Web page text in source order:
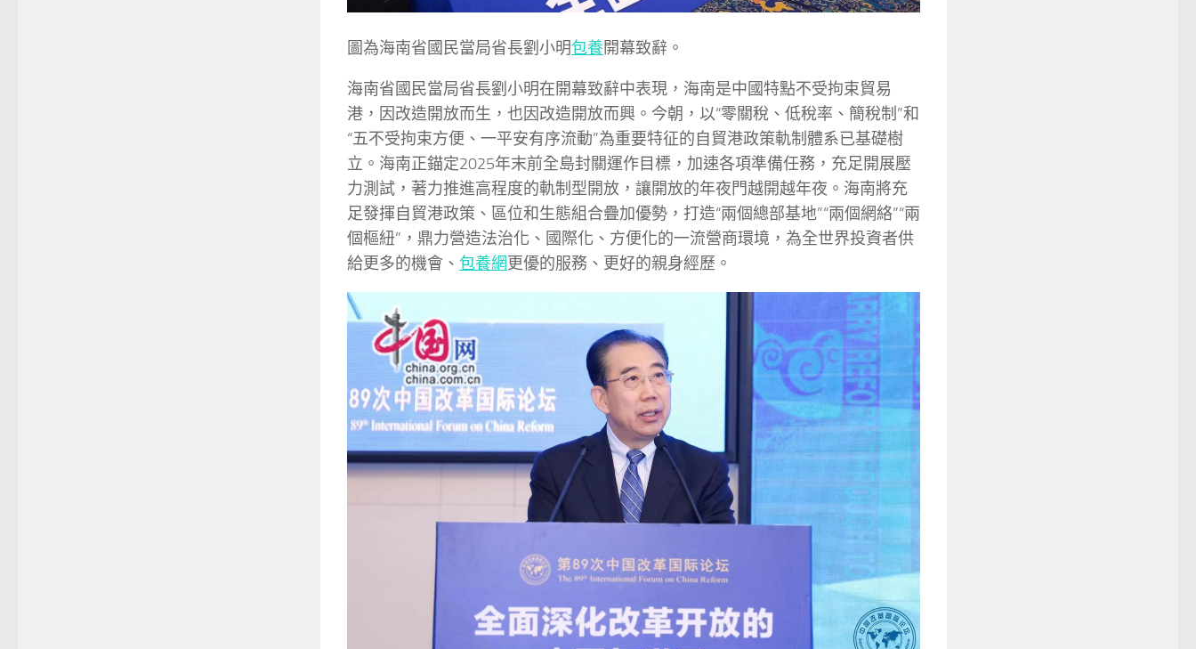
圖為海南省國民當局省長劉小明包養開幕致辭。
海南省國民當局省長劉小明在開幕致辭中表現，海南是中國特點不受拘束貿易
港，因改造開放而生，也因改造開放而興。今朝，以“零關稅、低稅率、簡稅制”和
“五不受拘束方便、一平安有序流動”為重要特征的自貿港政策軌制體系已基礎樹
立。海南正錨定2025年末前全島封關運作目標，加速各項準備任務，充足開展壓
力測試，著力推進高程度的軌制型開放，讓開放的年夜門越開越年夜。海南將充
足發揮自貿港政策、區位和生態組合疊加優勢，打造“兩個總部基地”“兩個網絡”“兩
個樞紐”，鼎力營造法治化、國際化、方便化的一流營商環境，為全世界投資者供
給更多的機會、 包養網更優的服務、更好的親身經歷。